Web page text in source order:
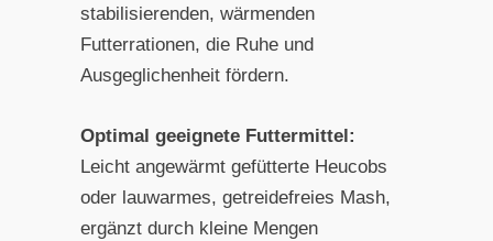
stabilisierenden, wärmenden
Futterrationen, die Ruhe und
Ausgeglichenheit fördern.
Optimal geeignete Futtermittel:
Leicht angewärmt gefütterte Heucobs
oder lauwarmes, getreidefreies Mash,
ergänzt durch kleine Mengen